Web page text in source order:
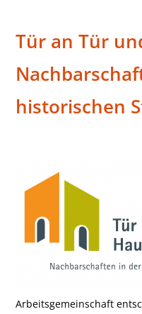
Tür an Tür
historischen
Arbeitsgemeinschaft